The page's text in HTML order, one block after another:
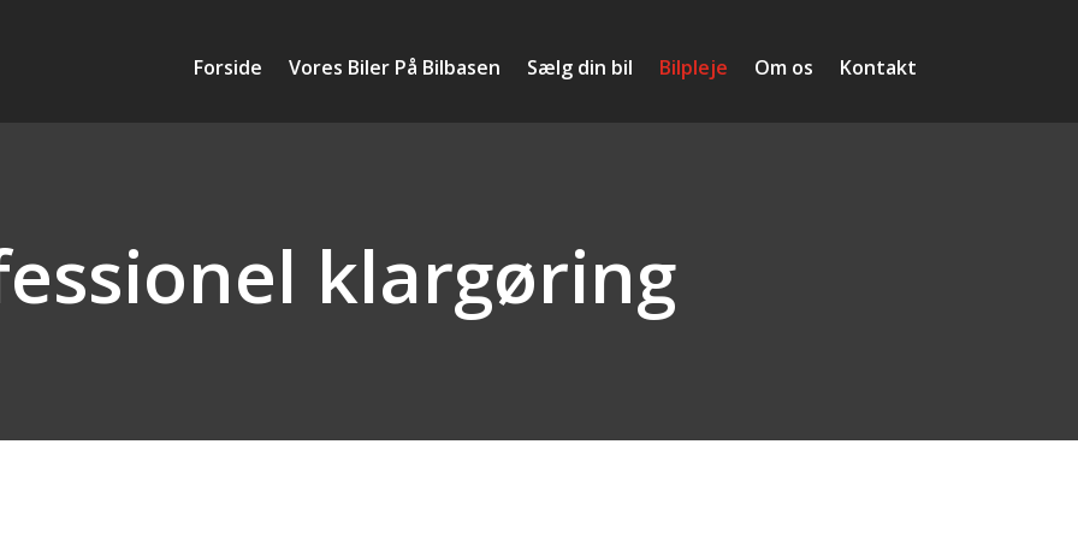
Forside Vores Biler På Bilbasen Sælg din bil Bilpleje Om os Kontakt
klargøring